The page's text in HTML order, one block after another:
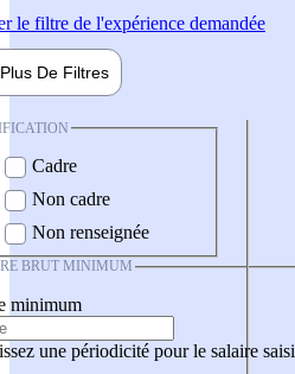
le filtre de l'expérience demandée
Plus De Filtres
Cadre
Non cadre
Non renseignée
BRUT MINIMUM
minimum
une périodicité pour le salaire saisi